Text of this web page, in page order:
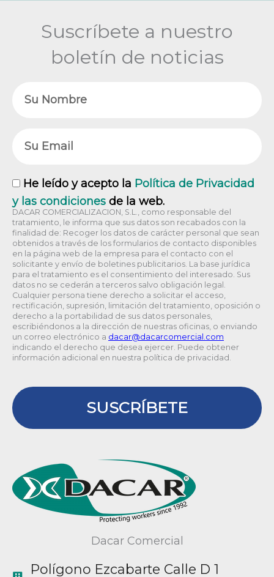
Suscríbete a nuestro
boletín de noticias
RGPD
He leído y acepto la Política de Privacidad
y las condiciones de la web.
DACAR COMERCIALIZACION, S.L., como responsable del
tratamiento, le informa que sus datos son recabados con la
finalidad de: Recoger los datos de carácter personal que sean
obtenidos a través de los formularios de contacto disponibles
en la página web de la empresa para el contacto con el
solicitante y envío de boletines publicitarios. La base jurídica
para el tratamiento es el consentimiento del interesado. Sus
datos no se cederán a terceros salvo obligación legal.
Cualquier persona tiene derecho a solicitar el acceso,
rectificación, supresión, limitación del tratamiento, oposición o
derecho a la portabilidad de sus datos personales,
escribiéndonos a la dirección de nuestras oficinas, o enviando
un correo electrónico a
moc.laicremocracad
@racad
indicando el derecho que desea ejercer. Puede obtener
información adicional en nuestra política de privacidad.
SUSCRÍBETE
Dacar Comercial
Polígono Ezcabarte Calle D 1